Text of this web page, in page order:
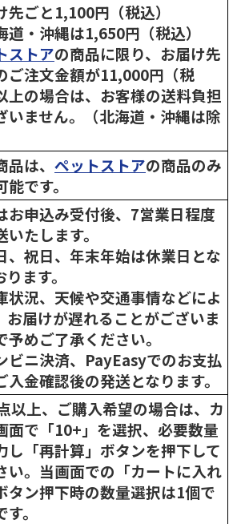
先ごと1,100円（税込）
・沖縄は1,650円（税込）
ストアの商品に限り、お届け先
ご注文金額が11,000円（税
上の場合は、お客様の送料負担
いません。（北海道・沖縄は除
品は、 ペットストアの商品のみ
です。
お申込み受付後、7営業日程度
いたします。
祝日、年末年始は休業日とな
ます。
況、天候や交通事情などによ
お届けが遅れることがございま
予めご了承ください。
ニ決済、PayEasyでのお支払
入金確認後の発送となります。
以上、ご購入希望の場合は、カ
面で「10+」を選択、必要数量
し「再計算」ボタンを押下して
い。当画面での「カートに入れ
タン押下時の数量選択は1個で
。